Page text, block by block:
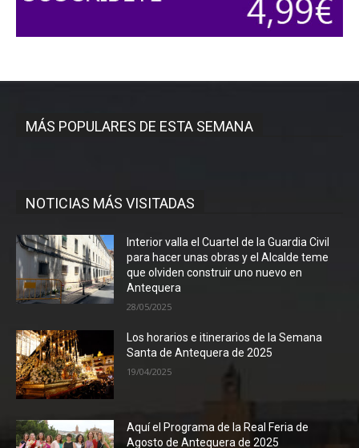
MÁS POPULARES DE ESTA SEMANA
NOTICIAS MÁS VISITADAS
Interior valla el Cuartel de la Guardia Civil
para hacer unas obras y el Alcalde teme
que olviden construir uno nuevo en
Antequera
28/05/2025
Los horarios e itinerarios de la Semana
Santa de Antequera de 2025
19/04/2025
Aquí el Programa de la Real Feria de
Agosto de Antequera de 2025